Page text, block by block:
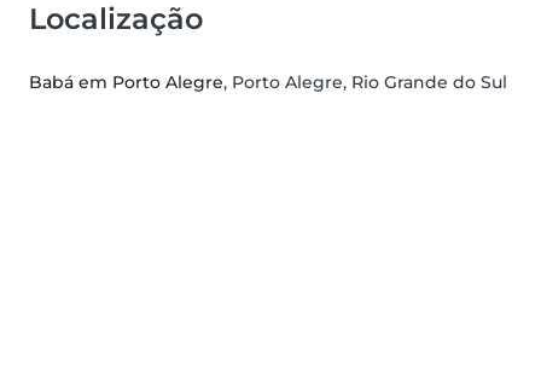
Localização
Babá em Porto Alegre, Porto Alegre, Rio Grande do Sul